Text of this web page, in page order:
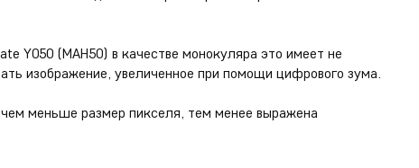
Y050 (MAH50) в качестве монокуляра это имеет не
изображение, увеличенное при помощи цифрового зума.
меньше размер пикселя, тем менее выражена